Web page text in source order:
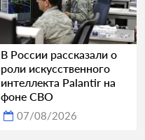
В России рассказали о
роли искусственного
интеллекта Palantir на
фоне СВО
07/08/2026